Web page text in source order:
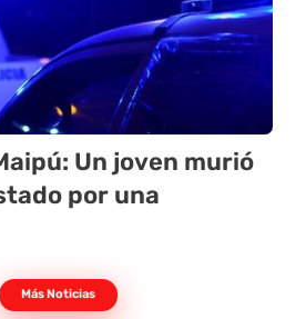
Un joven murió
por una
Más Noticias